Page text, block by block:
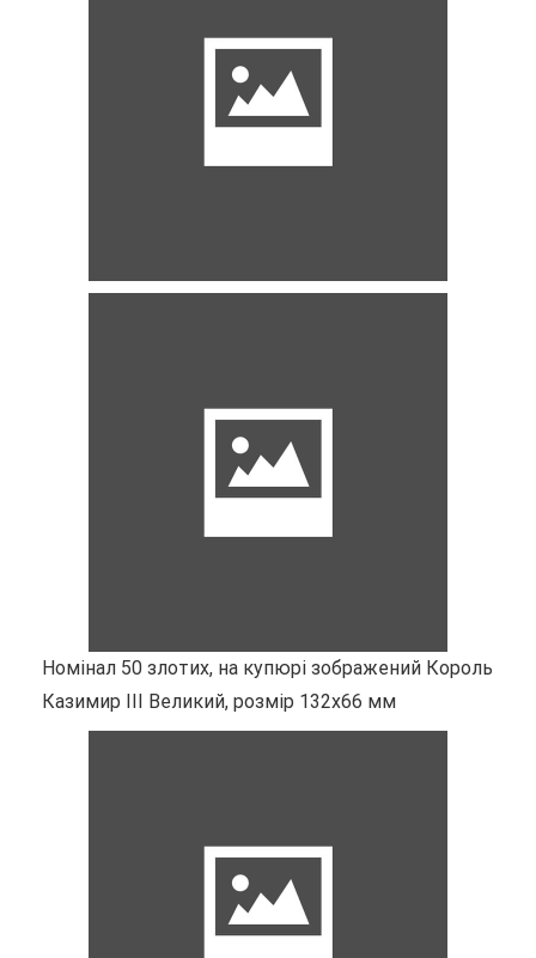
Номінал 50 злотих, на купюрі зображений Король
Казимир III Великий, розмір 132х66 мм